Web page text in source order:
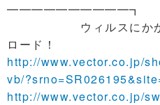
━━━━━━━━━━┓
ウィルスにかかっ
ロード！
http://www.vector.co.jp/
vb/
http://www.vector.co.jp/